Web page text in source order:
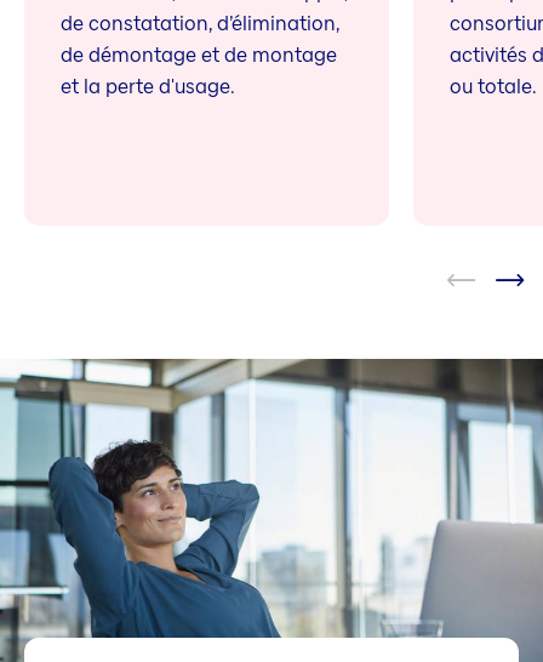
de constatation, d’élimination,
de démontage et de montage
et la perte d'usage.
activités
ou totale.